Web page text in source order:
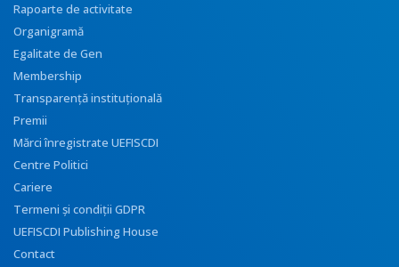
Rapoarte de activitate
Organigramă
Egalitate de Gen
Membership
Transparenţă instituţională
Premii
Mărci înregistrate UEFISCDI
Centre Politici
Cariere
Termeni și condiții GDPR
UEFISCDI Publishing House
Contact